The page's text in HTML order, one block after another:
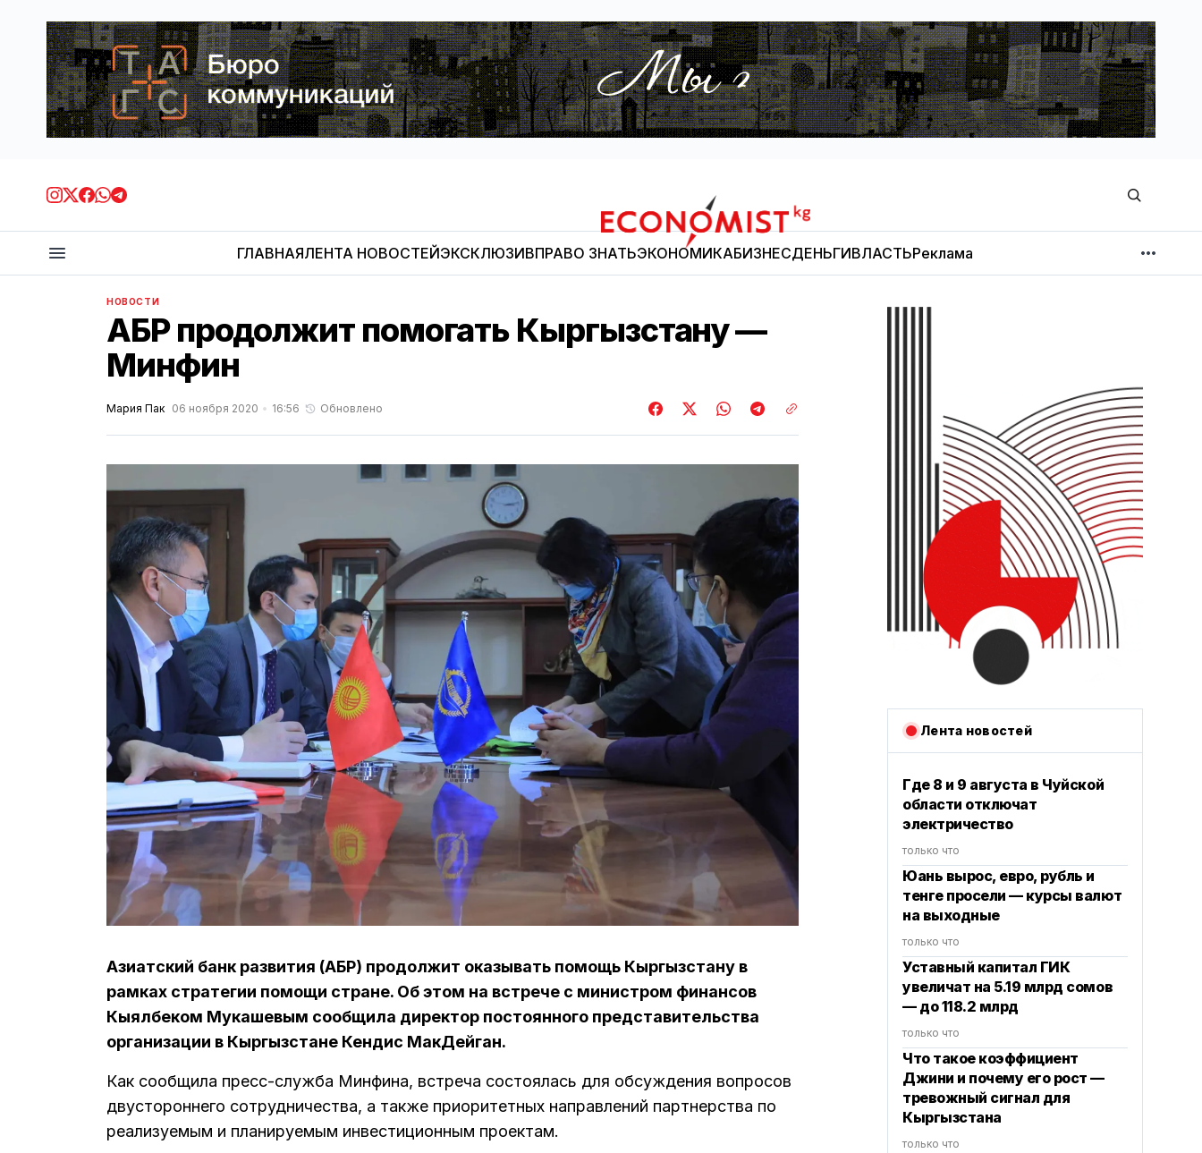
Economist.kg
ГЛАВНАЯЛЕНТА НОВОСТЕЙЭКСКЛЮЗИВПРАВО ЗНАТЬЭКОНОМИКАБИЗНЕСДЕНЬГИВЛАСТЬРеклама
МНЕНИЕ
НОВОСТИ
АБР продолжит помогать Кыргызстану —
Минфин
Мария Пак 06 ноября 2020 16:56 Обновлено
Азиатский банк развития (АБР) продолжит оказывать помощь Кыргызстану в
рамках стратегии помощи стране. Об этом на встрече с министром финансов
Кыялбеком Мукашевым сообщила директор постоянного представительства
организации в Кыргызстане Кендис МакДейган.
Как сообщила пресс-служба Минфина, встреча состоялась для обсуждения вопросов
двустороннего сотрудничества, а также приоритетных направлений партнерства по
реализуемым и планируемым инвестиционным проектам.
Лента новостей
Где 8 и 9 августа в Чуйской
области отключат
электричество
только что
Юань вырос, евро, рубль и
тенге просели — курсы валют
на выходные
только что
Уставный капитал ГИК
увеличат на 5.19 млрд сомов
— до 118.2 млрд
только что
Что такое коэффициент
Джини и почему его рост —
тревожный сигнал для
Кыргызстана
только что